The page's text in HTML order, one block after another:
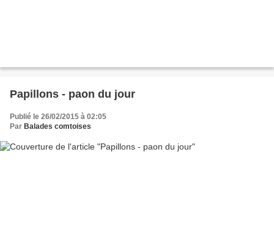
Papillons - paon du jour
Publié le 26/02/2015 à 02:05
Par Balades comtoises